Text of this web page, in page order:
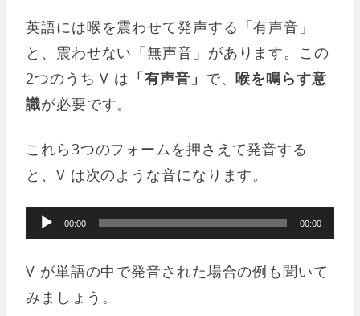
英語には喉を震わせて発声する「有声音」
と、震わせない「無声音」があります。この
2つのうち V は 「有声音」 で、喉を鳴らす意
識が必要です。
これら3つのフォームを押さえて発音する
と、V は次のような音になります。
声
プ
レ
00:00 00:00
V が単語の中で発音された場合の例も聞いて
みましょう。